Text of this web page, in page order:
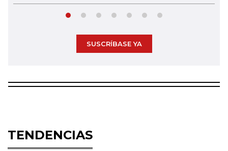
SUSCRÍBASE YA
TENDENCIAS